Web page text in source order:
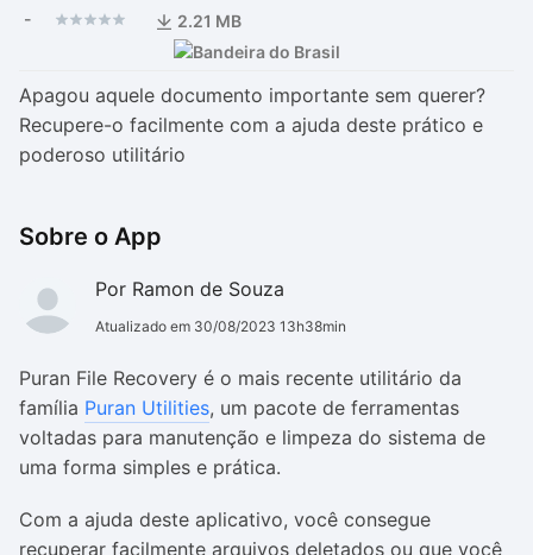
- 2.21 MB
Apagou aquele documento importante sem querer?
Recupere-o facilmente com a ajuda deste prático e
poderoso utilitário
Sobre o App
Por Ramon de Souza
Atualizado em 30/08/2023 13h38min
Puran File Recovery é o mais recente utilitário da
família Puran Utilities, um pacote de ferramentas
voltadas para manutenção e limpeza do sistema de
uma forma simples e prática.
Com a ajuda deste aplicativo, você consegue
recuperar facilmente arquivos deletados ou que você